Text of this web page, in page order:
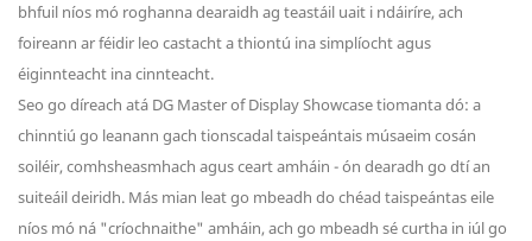
bhfuil níos mó roghanna dearaidh ag teastáil uait i ndáiríre, ach
foireann ar féidir leo castacht a thiontú ina simplíocht agus
éiginnteacht ina cinnteacht.
Seo go díreach atá DG Master of Display Showcase tiomanta dó: a
chinntiú go leanann gach tionscadal taispeántais músaeim cosán
soiléir, comhsheasmhach agus ceart amháin - ón dearadh go dtí an
suiteáil deiridh. Más mian leat go mbeadh do chéad taispeántas eile
níos mó ná "críochnaithe" amháin, ach go mbeadh sé curtha in iúl go